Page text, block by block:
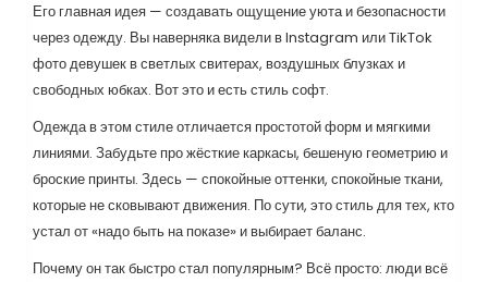
Его главная идея — создавать ощущение уюта и безопасности
через одежду. Вы наверняка видели в Instagram или TikTok
фото девушек в светлых свитерах, воздушных блузках и
свободных юбках. Вот это и есть стиль софт.
Одежда в этом стиле отличается простотой форм и мягкими
линиями. Забудьте про жёсткие каркасы, бешеную геометрию и
броские принты. Здесь — спокойные оттенки, спокойные ткани,
которые не сковывают движения. По сути, это стиль для тех, кто
устал от «надо быть на показе» и выбирает баланс.
Почему он так быстро стал популярным? Всё просто: люди всё